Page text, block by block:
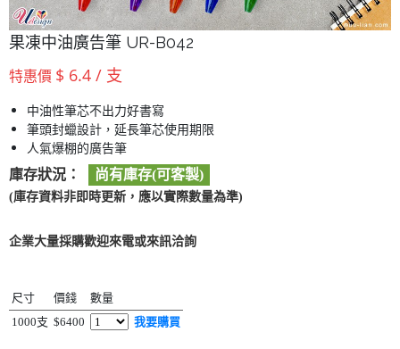
果凍中油廣告筆 UR-B042
特惠價 $ 6.4 / 支
中油性筆芯不出力好書寫
筆頭封蠟設計，延長筆芯使用期限
人氣爆棚的廣告筆
庫存狀況： 尚有庫存(可客製)
(庫存資料非即時更新，應以實際數量為準)
企業大量採購歡迎來電或來訊洽詢
尺寸 價錢
數量
1000支 $6400 我要購買